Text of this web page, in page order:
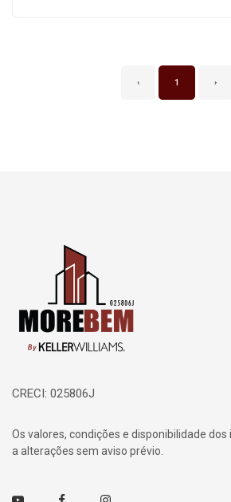
‹ 1 ›
Página inicial
CRECI: 025806J
Os valores, condições e disponibilidade
a alterações sem aviso prévio.